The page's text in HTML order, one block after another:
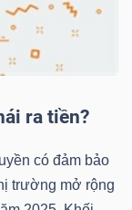
ra tiền?
có đảm bảo
trường mở rộng